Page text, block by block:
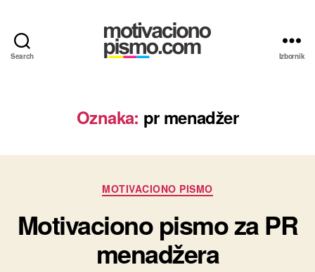
Search
Propratna
pisma
Izbornik
Oznaka: pr menadžer
Kategorije
MOTIVACIONO PISMO
Motivaciono pismo za PR
menadžera